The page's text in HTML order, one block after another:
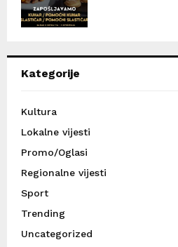
Kategorije
Kultura
Lokalne vijesti
Promo/Oglasi
Regionalne vijesti
Sport
Trending
Uncategorized